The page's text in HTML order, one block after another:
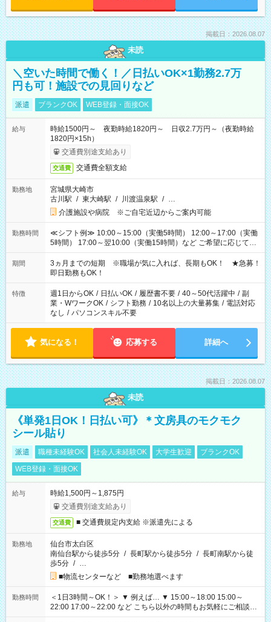
掲載日：2026.08.07
未読
＼空いた時間で働く！／日払いOK×1勤務2.7万
円も可！施設での見回りなど
派遣 ブランクOK WEB登録・面接OK
給与
時給1500円～ 夜勤時給1820円～ 日収2.7万円～（夜勤時給
1820円×15h）
交通費別途支給あり
交通費 交通費全額支給
勤務地
宮城県大崎市
古川駅 / 東大崎駅 / 川渡温泉駅 / …
介護施設や病院 ※ご自宅近辺からご案内可能
勤務時間
≪シフト例≫ 10:00～15:00（実働5時間） 12:00～17:00（実働
5時間） 17:00～翌10:00（実働15時間）など ご希望に応じて、
働く時間は調整できます！ お気軽に担当へ相談ください！
期間
3ヵ月までの短期 ※職場が気に入れば、長期もOK！ ★急募！
即日勤務もOK！
特徴 週1日からOK / 日払いOK / 履歴書不要 / 40～50代活躍中 / 副
業・WワークOK / シフト勤務 / 10名以上の大量募集 / 電話対応
なし / パソコンスキル不要
気になる！ 応募する 詳細へ
掲載日：2026.08.07
未読
《単発1日OK！日払い可》＊文房具のモクモク
シール貼り
派遣 職種未経験OK 社会人未経験OK 大学生歓迎
ブランクOK
WEB登録・面接OK
給与
時給1,500円～1,875円
交通費別途支給あり
交通費 ■ 交通費規定内支給 ※派遣先による
勤務地
仙台市太白区
南仙台駅から徒歩5分 / 長町駅から徒歩5分 / 長町南駅から徒
歩5分 / …
■物流センターなど ■勤務地選べます
勤務時間
＜1日3時間～OK！＞ ▼ 例えば… ▼ 15:00～18:00 15:00～
22:00 17:00～22:00 など こちら以外の時間もお気軽にご相談く
ださい！